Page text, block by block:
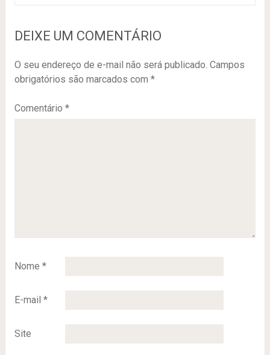
DEIXE UM COMENTÁRIO
O seu endereço de e-mail não será publicado. Campos
obrigatórios são marcados com *
Comentário *
Nome *
E-mail *
Site